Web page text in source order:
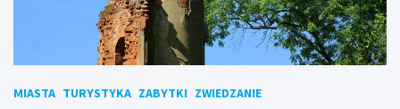
MIASTA TURYSTYKA ZABYTKI ZWIEDZANIE